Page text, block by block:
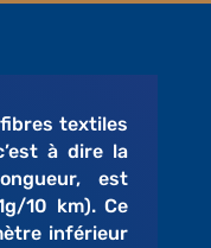
fibres textiles
à dire la
est
10 km). Ce
inférieur